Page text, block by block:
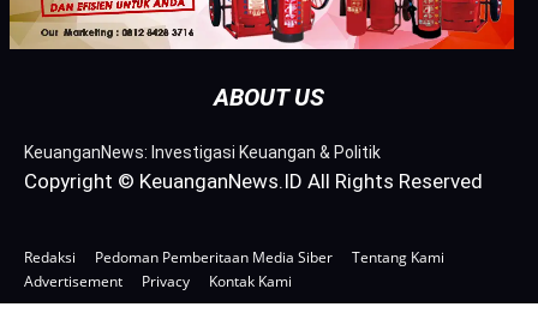
ABOUT US
KeuanganNews: Investigasi Keuangan & Politik
Copyright © KeuanganNews.ID All Rights Reserved
Redaksi Pedoman Pemberitaan Media Siber
Tentang Kami
Advertisement
Privacy Kontak Kami